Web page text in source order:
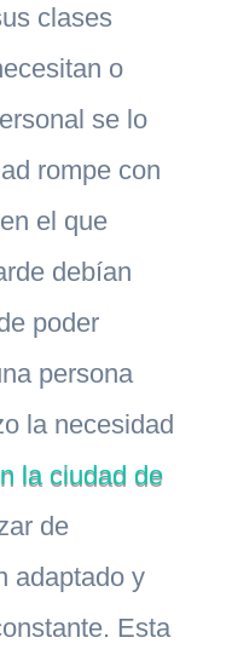
clases
o
se lo
rompe con
el que
debían
poder
persona
la necesidad
la ciudad de
de
adaptado y
Esta